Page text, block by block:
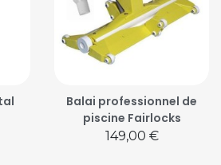
Balai professionnel de
piscine Fairlocks
Prix
149,00 €